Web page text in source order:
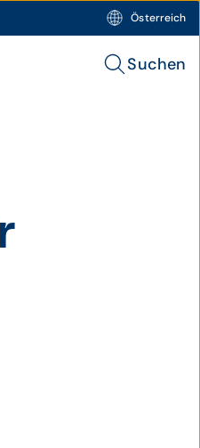
Österreich
Suchen